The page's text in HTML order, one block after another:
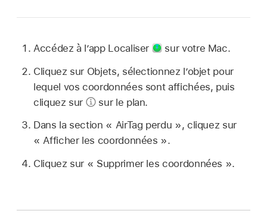
Accédez à l’app Localiser
sur votre Mac.
Cliquez sur Objets, sélectionnez l’objet pour
lequel vos coordonnées sont affichées, puis
cliquez sur
sur le plan.
Dans la section « AirTag perdu », cliquez sur
« Afficher les coordonnées ».
Cliquez sur « Supprimer les coordonnées ».